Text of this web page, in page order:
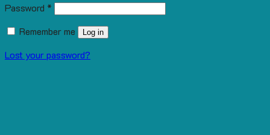
Password *
Remember me
Log in
Lost your password?